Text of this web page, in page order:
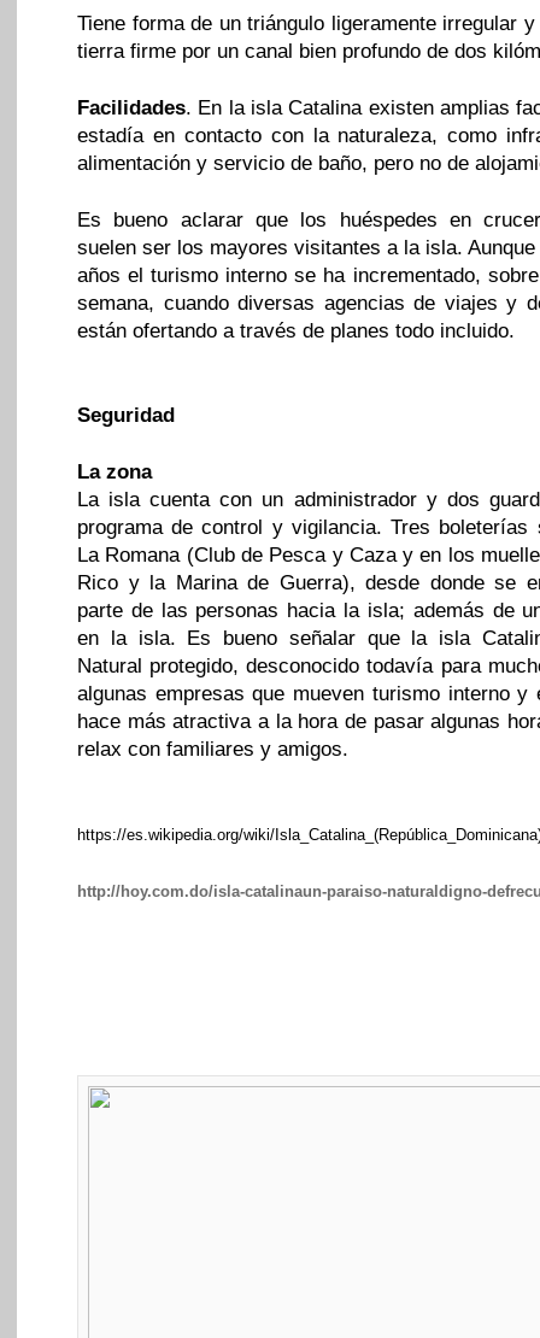
Tiene forma de un triángulo ligeramente irregular
tierra firme por un canal bien profundo de dos
Facilidades. En la isla Catalina existen amplias
estadía en contacto con la naturaleza, como
alimentación y servicio de baño, pero no de
Es bueno aclarar que los huéspedes en
suelen ser los mayores visitantes a la isla.
años el turismo interno se ha incrementado,
semana, cuando diversas agencias de viajes y
están ofertando a través de planes todo incluido.
Seguridad
La zona
La isla cuenta con un administrador y dos
programa de control y vigilancia. Tres boleterías
La Romana (Club de Pesca y Caza y en los
Rico y la Marina de Guerra), desde donde se
parte de las personas hacia la isla; además de
en la isla. Es bueno señalar que la isla
Natural protegido, desconocido todavía para
algunas empresas que mueven turismo interno y
hace más atractiva a la hora de pasar algunas
relax con familiares y amigos.
https://es.wikipedia.org/wiki/
http://hoy.com.do/isla-catalinaun-paraiso-naturaldigno-